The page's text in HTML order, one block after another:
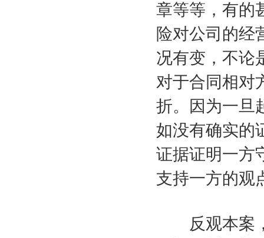
章等等，有的
险对公司的经
况有变，不论
对于合同相对
折。因为一旦
如没有确实的
证据证明一方
支持一方的观
反观本案